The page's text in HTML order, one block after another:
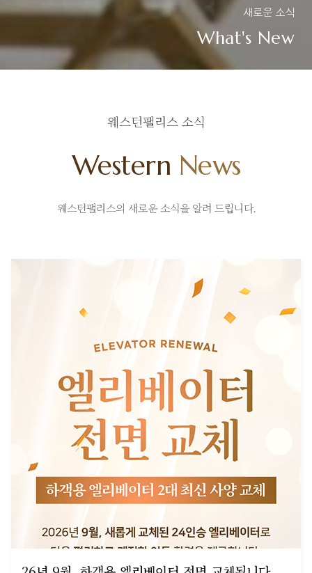
새로운 소식
What's New
웨스턴팰리스 소식
Western News
웨스턴팰리스의 새로운 소식을 알려 드립니다.